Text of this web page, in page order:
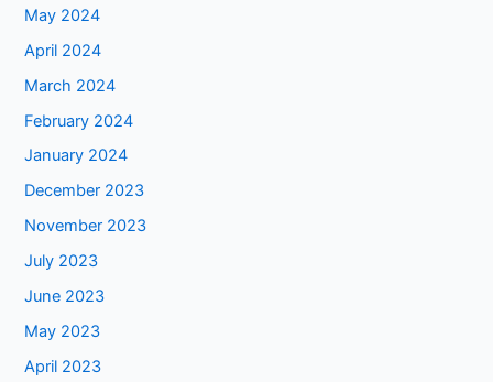
May 2024
April 2024
March 2024
February 2024
January 2024
December 2023
November 2023
July 2023
June 2023
May 2023
April 2023